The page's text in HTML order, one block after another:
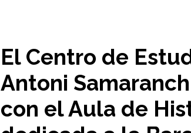
El Centro de
Antoni
con el Aula de